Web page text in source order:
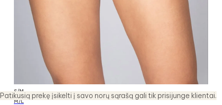
Patikusią prekę įsikelti į savo norų sąrašą gali tik prisijunge klientai.
S/M
M/L